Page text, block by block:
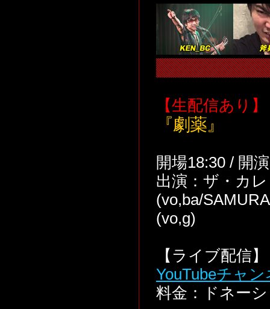
【生配信あり】
『劇薬』
開場18:30 / 開
出演：ザ・カ
(vo,ba/
(vo,g)
【ライブ配信
YouTubeチャ
料金：ドネー